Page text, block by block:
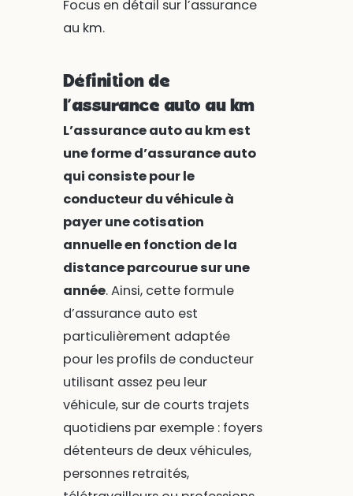
Focus en détail sur l’assurance
au km.
Définition de
l’assurance auto au km
L’assurance auto au km est
une forme d’assurance auto
qui consiste pour le
conducteur du véhicule à
payer une cotisation
annuelle en fonction de la
distance parcourue sur une
année. Ainsi, cette formule
d’assurance auto est
particulièrement adaptée
pour les profils de conducteur
utilisant assez peu leur
véhicule, sur de courts trajets
quotidiens par exemple : foyers
détenteurs de deux véhicules,
personnes retraités,